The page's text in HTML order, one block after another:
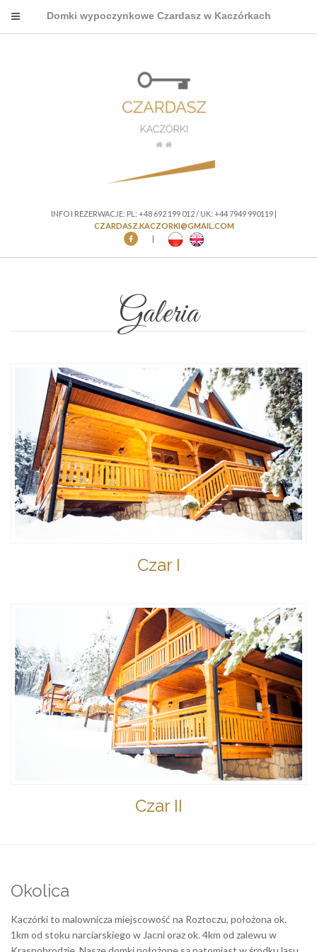
Domki wypoczynkowe Czardasz w Kaczórkach
INFO I REZERWACJE: PL: +48 692 199 012 / UK: +44 7949 990119 |
CZARDASZ.KACZORKI@GMAIL.COM
|
Galeria
Czar I
Czar II
Okolica
Kaczórki to malownicza miejscowość na Roztoczu, położona ok.
1km od stoku narciarskiego w Jacni oraz ok. 4km od zalewu w